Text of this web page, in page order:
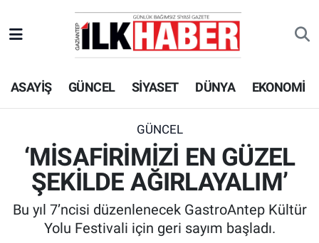
ASAYİŞ GÜNCEL SİYASET DÜNYA EKONOMİ
GÜNCEL
‘MİSAFİRİMİZİ EN GÜZEL
ŞEKİLDE AĞIRLAYALIM’
Bu yıl 7’ncisi düzenlenecek GastroAntep Kültür
Yolu Festivali için geri sayım başladı.
EKONOMİ
SİYASET
SPOR
TEKNOLOJİ
ASAYİŞ
Beyoğlu Hava Durumu
Beyoğlu Trafik Yoğunluk Haritası
Süper Lig Puan Durumu ve Fikstür
Tüm Manşetler
Son Dakika Haberleri
Haber Arşivi